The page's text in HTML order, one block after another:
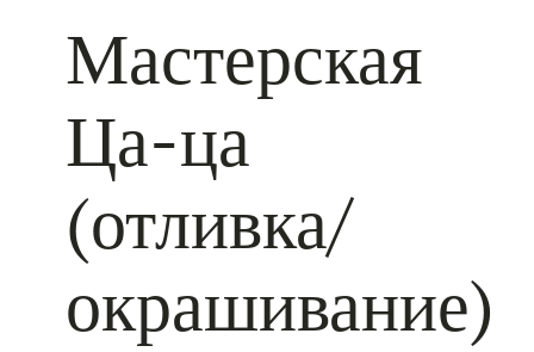
Мастерская
Ца-ца
(отливка/
окрашивание)